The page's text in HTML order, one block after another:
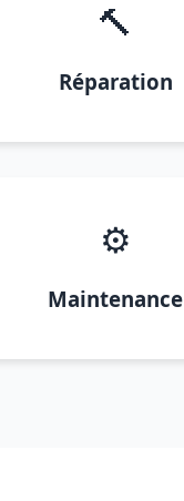
🔨
Réparation
⚙️
Maintenance